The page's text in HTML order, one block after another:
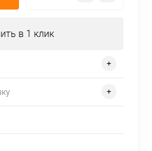
в 1 клик